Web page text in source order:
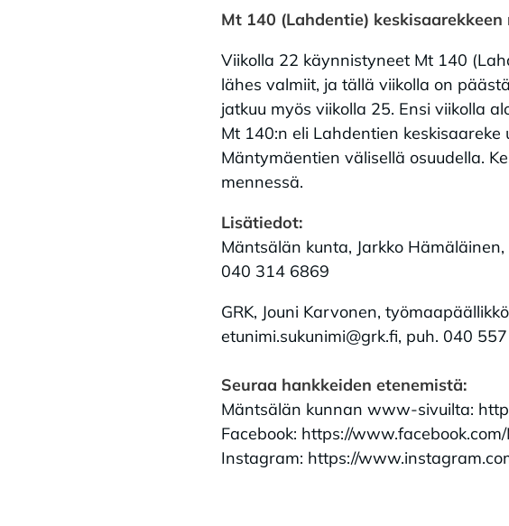
Mt 140 (Lahdentie)
Viikolla 22 käynnistyneet Mt 140
lähes valmiit, ja tällä viikolla on
jatkuu myös viikolla 25. Ensi viikolla
Mt 140:n eli Lahdentien
Mäntymäentien välisellä osuudella.
mennessä.
Lisätiedot:
Mäntsälän kunta, Jarkko
040 314 6869
GRK, Jouni Karvonen,
etunimi.sukunimi@grk.fi, puh. 040
Seuraa hankkeiden etenemistä:
Mäntsälän kunnan www-sivuilta:
Facebook: https://
Instagram: https://